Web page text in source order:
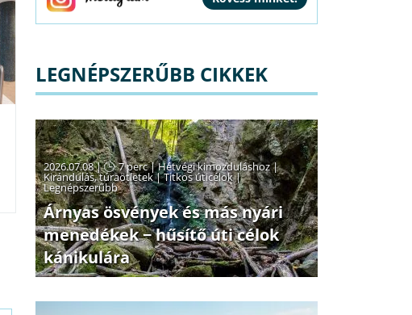
LEGNÉPSZERŰBB CIKKEK
2026.07.08 | 7 perc|Hétvégi kimozduláshoz|
Kirándulás, túraötletek|Titkos úticélok|
Legnépszerűbb
Árnyas ösvények és más nyári
menedékek − hűsítő úti célok
kánikulára